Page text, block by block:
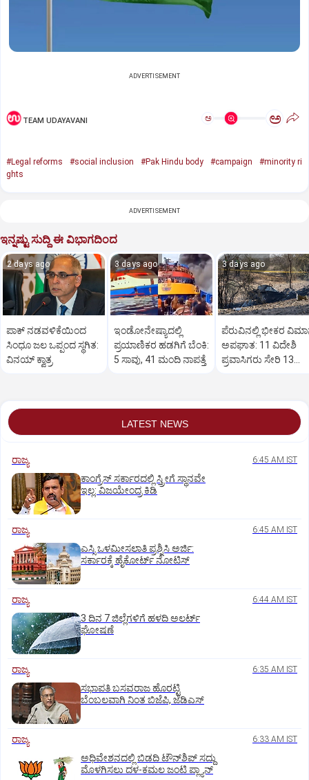
ADVERTISEMENT
TEAM UDAYAVANI ಅ ಅ
#Legal reforms #social inclusion #Pak Hindu body #campaign
#minority ri
ghts
ADVERTISEMENT
ಇನ್ನಷ್ಟು ಸುದ್ದಿ ಈ ವಿಭಾಗದಿಂದ
2 days ago
ಪಾಕ್‌ ನಡವಳಿಕೆಯಿಂದ
ಸಿಂಧೂ ಜಲ ಒಪ್ಪಂದ ಸ್ಥಗಿತ:
ವಿನಯ್ ಕ್ವಾತ್ರ
3 days ago
ಇಂಡೋನೇಷ್ಯಾದಲ್ಲಿ
ಪ್ರಯಾಣಿಕರ ಹಡಗಿಗೆ ಬೆಂಕಿ:
5 ಸಾವು, 41 ಮಂದಿ ನಾಪತ್ತೆ
3 days ago
ಪೆರುವಿನಲ್ಲಿ ಭೀಕರ
ಅಪಘಾತ: 11 ವಿದೇಶಿ
ಪ್ರವಾಸಿಗರು ಸೇರಿ 13
LATEST NEWS
ರಾಜ್ಯ 6:45 AM IST
ಕಾಂಗ್ರೆಸ್‌ ಸರ್ಕಾರದಲ್ಲಿ ಸ್ತ್ರೀಗೆ ಸ್ಥಾನವೇ
ಇಲ್ಲ: ವಿಜಯೇಂದ್ರ ಕಿಡಿ
ರಾಜ್ಯ 6:45 AM IST
ಎಸ್ಸಿ ಒಳಮೀಸಲಾತಿ ಪ್ರಶ್ನಿಸಿ ಅರ್ಜಿ:
ಸರ್ಕಾರಕ್ಕೆ ಹೈಕೋರ್ಟ್‌ ನೋಟಿಸ್
ರಾಜ್ಯ 6:44 AM IST
3 ದಿನ 7 ಜಿಲ್ಲೆಗಳಿಗೆ ಹಳದಿ ಅಲರ್ಟ್‌
ಘೋಷಣೆ
ರಾಜ್ಯ 6:35 AM IST
ಸಭಾಪತಿ ಬಸವರಾಜ ಹೊರಟ್ಟಿ
ಬೆಂಬಲವಾಗಿ ನಿಂತ ಬಿಜೆಪಿ, ಜೆಡಿಎಸ್
ರಾಜ್ಯ 6:33 AM IST
ಅಧಿವೇಶನದಲ್ಲಿ ಬಿಡದಿ ಟೌನ್‌ಶಿಪ್‌ ಸದ್ದು
ಮೊಳಗಿಸಲು ದಳ-ಕಮಲ ಜಂಟಿ ಪ್ಲ್ಯಾನ್‌